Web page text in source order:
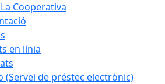
Cooperativa
en línia
(Servei de préstec electrònic)